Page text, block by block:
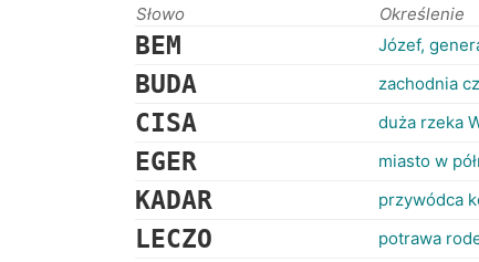
Słowo Określenie
BEM Józef,
BUDA zachodnia
CISA duża rzeka
EGER miasto w
KADAR przywódca
LECZO potrawa